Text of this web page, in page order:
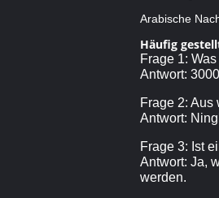
Arabische
Häufig
Frage 1:
Antwort:
Frage 2:
Antwort:
Frage 3: Ist
Antwort: Ja,
werden.